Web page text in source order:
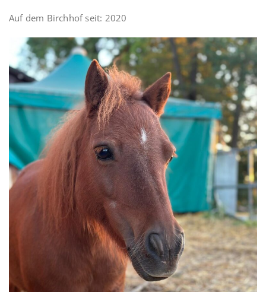
Auf dem Birchhof seit: 2020